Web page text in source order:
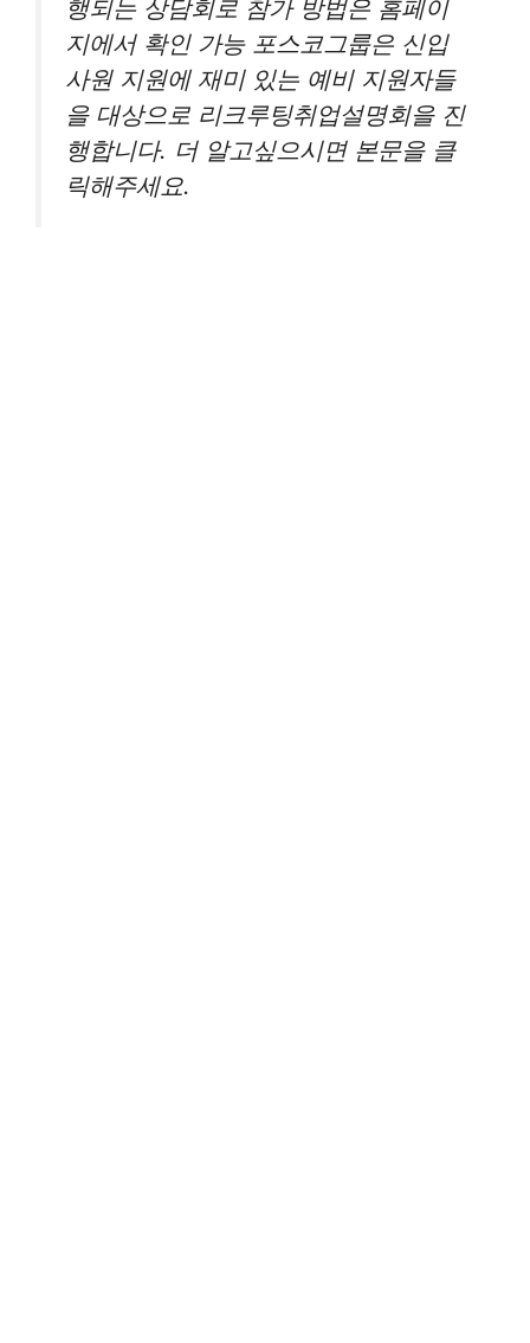
행되는 상담회로 참가 방법은 홈페이
지에서 확인 가능 포스코그룹은 신입
사원 지원에 재미 있는 예비 지원자들
을 대상으로 리크루팅취업설명회을 진
행합니다. 더 알고싶으시면 본문을 클
릭해주세요.